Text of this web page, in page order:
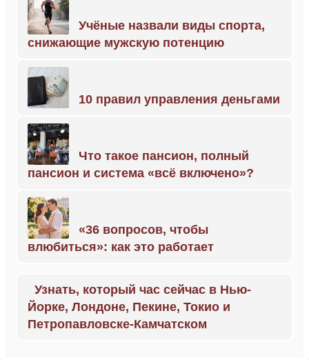
Учёные назвали виды спорта,
снижающие мужскую потенцию
10 правил управления деньгами
Что такое пансион, полный
пансион и система «всё включено»?
«36 вопросов, чтобы
влюбиться»: как это работает
Узнать, который час сейчас в Нью-
Йорке, Лондоне, Пекине, Токио и
Петропавловске-Камчатском